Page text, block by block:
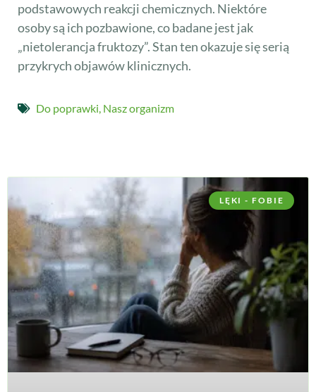
podstawowych reakcji chemicznych. Niektóre
osoby są ich pozbawione, co badane jest jak
„nietolerancja fruktozy”. Stan ten okazuje się serią
przykrych objawów klinicznych.
Do poprawki Nasz organizm
LĘKI - FOBIE